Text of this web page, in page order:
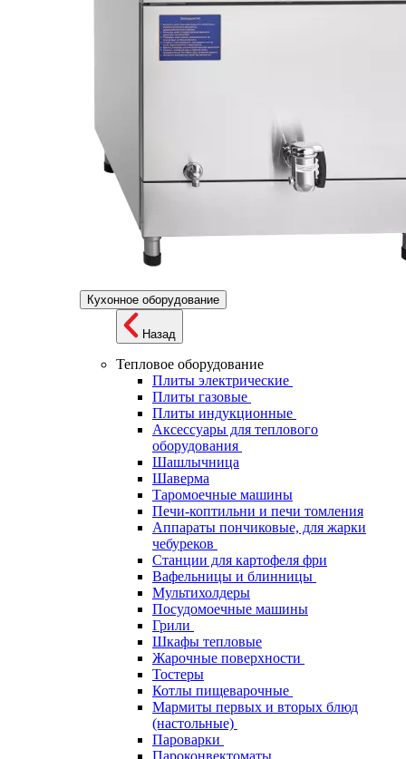
Кухонное оборудование
Назад
Тепловое оборудование
Плиты электрические
Плиты газовые
Плиты индукционные
Аксессуары для теплового
оборудования
Шашлычница
Шаверма
Таромоечные машины
Печи-коптильни и печи томления
Аппараты пончиковые, для жарки
чебуреков
Станции для картофеля фри
Вафельницы и блинницы
Мультихолдеры
Посудомоечные машины
Грили
Шкафы тепловые
Жарочные поверхности
Тостеры
Котлы пищеварочные
Мармиты первых и вторых блюд
(настольные)
Пароварки
Пароконвектоматы